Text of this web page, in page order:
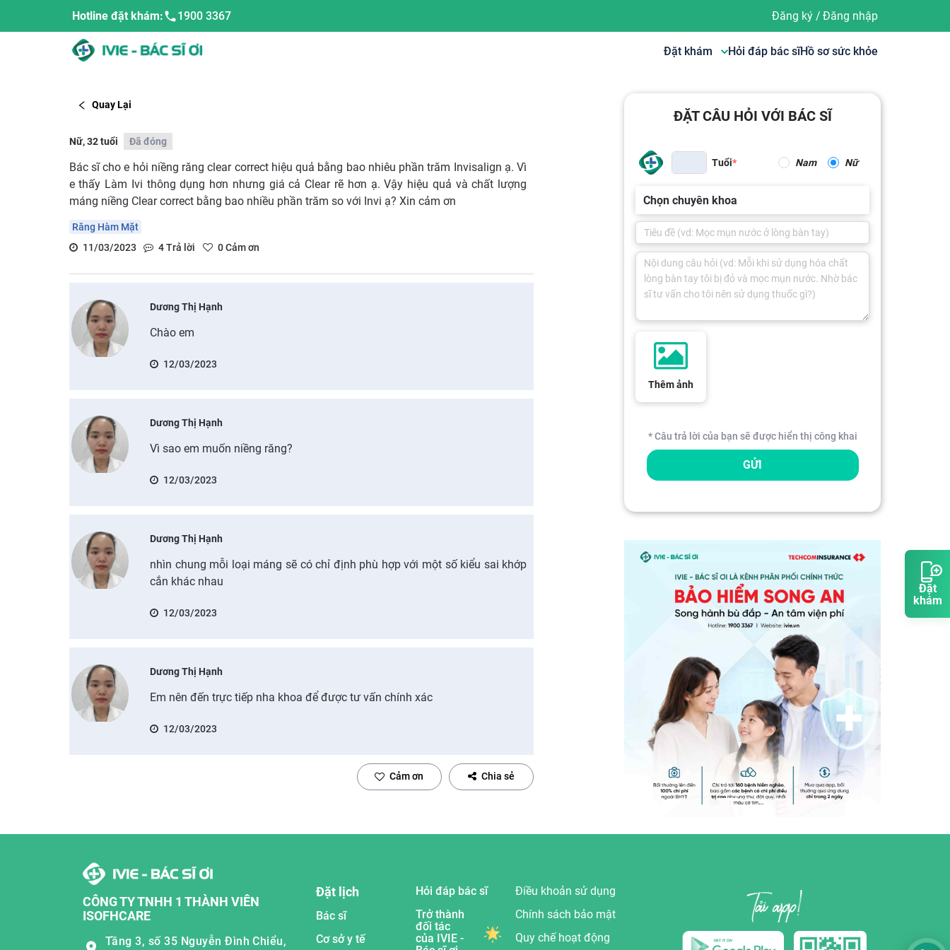
Đặt
khám
Hotline đặt khám: 1900 3367 Đăng ký/ Đăng nhập
Đặt khám Hỏi đáp bác sĩHồ sơ sức khỏe
Quay Lại
Nữ, 32 tuổi Đã đóng
Bác sĩ cho e hỏi niềng răng clear correct hiệu quả bằng bao nhiêu phần trăm Invisalign ạ. Vì
e thấy Làm Ivi thông dụng hơn nhưng giá cả Clear rẽ hơn ạ. Vậy hiệu quả và chất lượng
máng niềng Clear correct bằng bao nhiều phần trăm so với Invi ạ? Xin cảm ơn
Răng Hàm Mặt
11/03/2023
4Trả lời 0Cảm ơn
Dương Thị Hạnh
Chào em
12/03/2023
Dương Thị Hạnh
Vì sao em muốn niềng răng?
12/03/2023
Dương Thị Hạnh
nhìn chung mỗi loại máng sẽ có chỉ định phù hợp với một số kiểu sai khớp
cắn khác nhau
12/03/2023
Dương Thị Hạnh
Em nên đến trực tiếp nha khoa để được tư vấn chính xác
12/03/2023
Cảm ơn Chia sẻ
ĐẶT CÂU HỎI VỚI BÁC SĨ
Tuổi Nam Nữ
Chọn chuyên khoa
Thêm ảnh
* Câu trả lời của bạn sẽ được hiển thị công khai
GỬI
CÔNG TY TNHH 1 THÀNH VIÊN
ISOFHCARE
Tầng 3, số 35 Nguyễn Đình Chiểu,
Đặt lịch
Bác sĩ
Cơ sở y tế
Hỏi đáp bác sĩ
Trở thành
đối tác
của IVIE -
Điều khoản sử dụng
Chính sách bảo mật
Quy chế hoạt động